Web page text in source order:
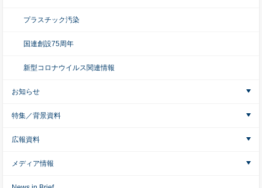
プラスチック汚染
国連創設75周年
新型コロナウイルス関連情報
お知らせ
特集／背景資料
広報資料
メディア情報